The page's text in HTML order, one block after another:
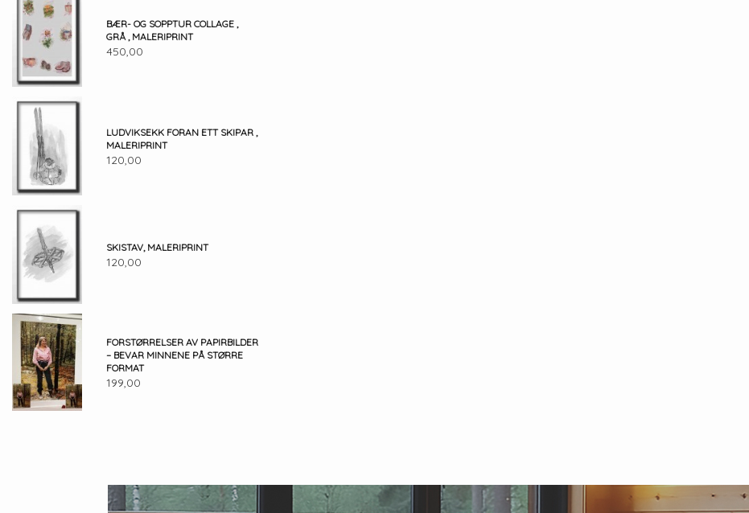
BÆR- OG SOPPTUR COLLAGE ,
GRÅ , MALERIPRINT
450,00
LUDVIKSEKK FORAN ETT SKIPAR ,
MALERIPRINT
120,00
SKISTAV, MALERIPRINT
120,00
FORSTØRRELSER AV PAPIRBILDER
– BEVAR MINNENE PÅ STØRRE
FORMAT
199,00